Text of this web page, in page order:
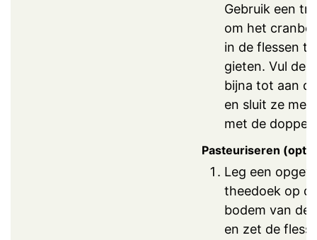
Gebruik een
om het
in de flessen te
gieten. Vul de
bijna tot aan
en sluit ze
met de
Pasteuriseren
Leg een
theedoek op
bodem van de
en zet de